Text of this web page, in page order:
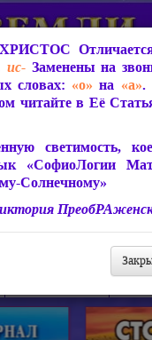
Защита
Слово Матери Мира.
Книги, Видео, Аудио и др.
ис-Заменены на
словах: «о» на «а».
читайте в Её
светимость,
«СофиоЛогии
Солнечному»